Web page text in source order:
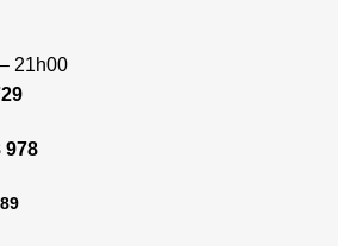
21h00
978